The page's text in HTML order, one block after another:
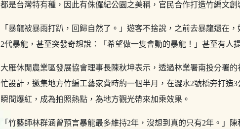
都是台灣特有種，因此有侏儸紀公園之美稱，官民合作打造竹編文
「暴龍被暴雨打趴，回歸自然了。」遊客不捨說，之前去暴龍還在
2代暴龍，甚至突發奇想說：「希望做一隻會動的暴龍！」甚至有人
大雁休閒農業區發展協會理事長陳秋坤表示，透過林業署南投分署
忙設計，邀集地方竹編工藝家費時約一個半月，在澀水2號橋旁打造
瞬間爆紅，成為拍照熱點，為地方觀光帶來加乘效果。
「竹藝師林群涵曾預言暴龍最多維持2年，沒想到真的只有2年。」